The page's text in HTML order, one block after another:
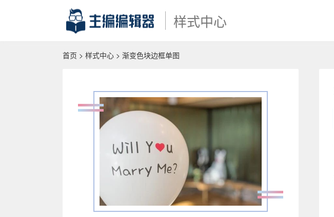
样式中心
首页 > 样式中心 > 渐变色块边框单图